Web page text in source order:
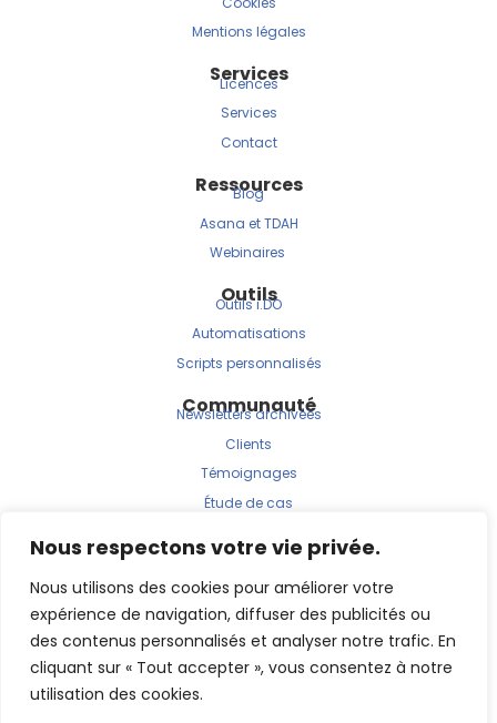
Nous respectons votre vie privée.
Nous utilisons des cookies pour améliorer votre
expérience de navigation, diffuser des publicités ou
des contenus personnalisés et analyser notre trafic. En
cliquant sur « Tout accepter », vous consentez à notre
utilisation des cookies.
Mentions légales
Services
Licences
Services
Contact
Ressources
Blog
Asana et TDAH
Webinaires
Outils
Outils i.DO
Automatisations
Scripts personnalisés
Communauté
Newsletters archivées
Clients
Témoignages
Étude de cas
© 2025 | i.DO est une marque de JBRS Consulting.
Fait avec ❤️ par l’agence